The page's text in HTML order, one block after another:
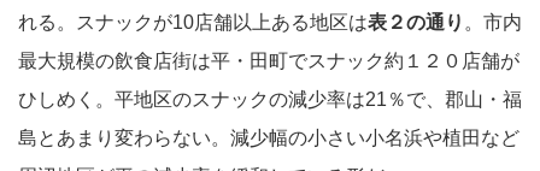
れる。スナックが10店舗以上ある地区は表２の通り 。市内
最大規模の飲食店街は平・田町でスナック約１２０店舗が
ひしめく。平地区のスナックの減少率は21％で、郡山・福
島とあまり変わらない。減少幅の小さい小名浜や植田など